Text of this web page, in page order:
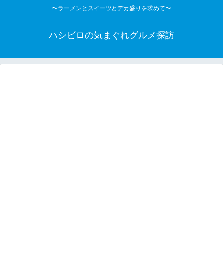
〜ラーメンとスイーツとデカ盛りを求めて〜
ハシビロの気まぐれグルメ探訪